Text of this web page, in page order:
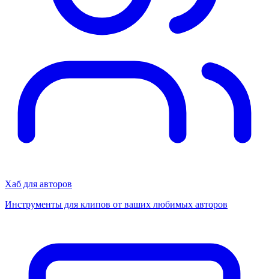
Хаб для авторов
Инструменты для клипов от ваших любимых авторов